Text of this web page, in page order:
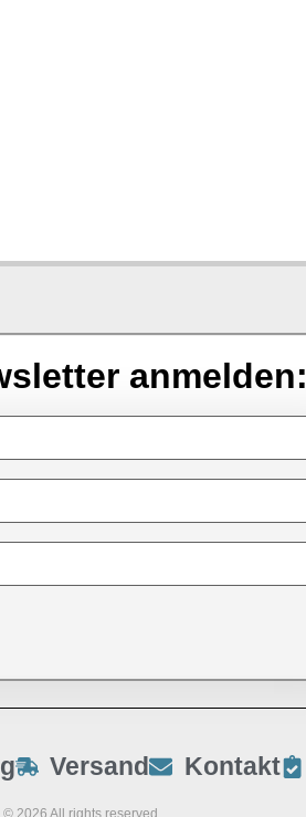
anmelden:
Versand Kontakt